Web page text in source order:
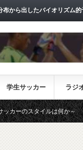
から出したバイオリズム
学生サッカー ラジ
ルは何か～